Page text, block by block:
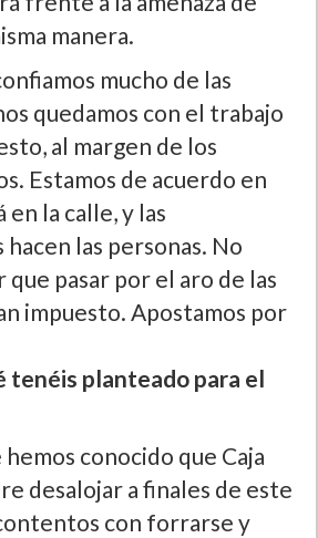
manera.
mucho de las
quedamos con el trabajo
al margen de los
Estamos de acuerdo en
en la calle, y las
las personas. No
pasar por el aro de las
impuesto. Apostamos por
tenéis planteado para el
conocido que Caja
desalojar a finales de este
con forrarse y